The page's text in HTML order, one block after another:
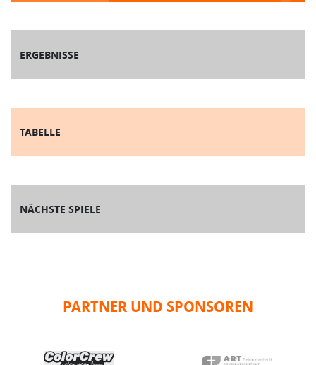
ERGEBNISSE
TABELLE
NÄCHSTE SPIELE
PARTNER UND SPONSOREN